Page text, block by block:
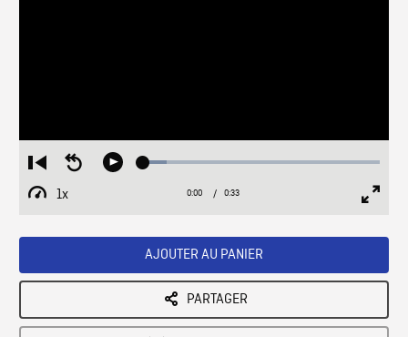
Restart
from
beginning
Seek
Play Loaded:
1x
Playback
Current
0:00 / Duration
0:33
AJOUTER AU PANIER
PARTAGER